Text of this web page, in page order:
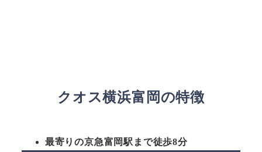
クオス横浜富岡の特徴
最寄りの京急富岡駅まで徒歩8分